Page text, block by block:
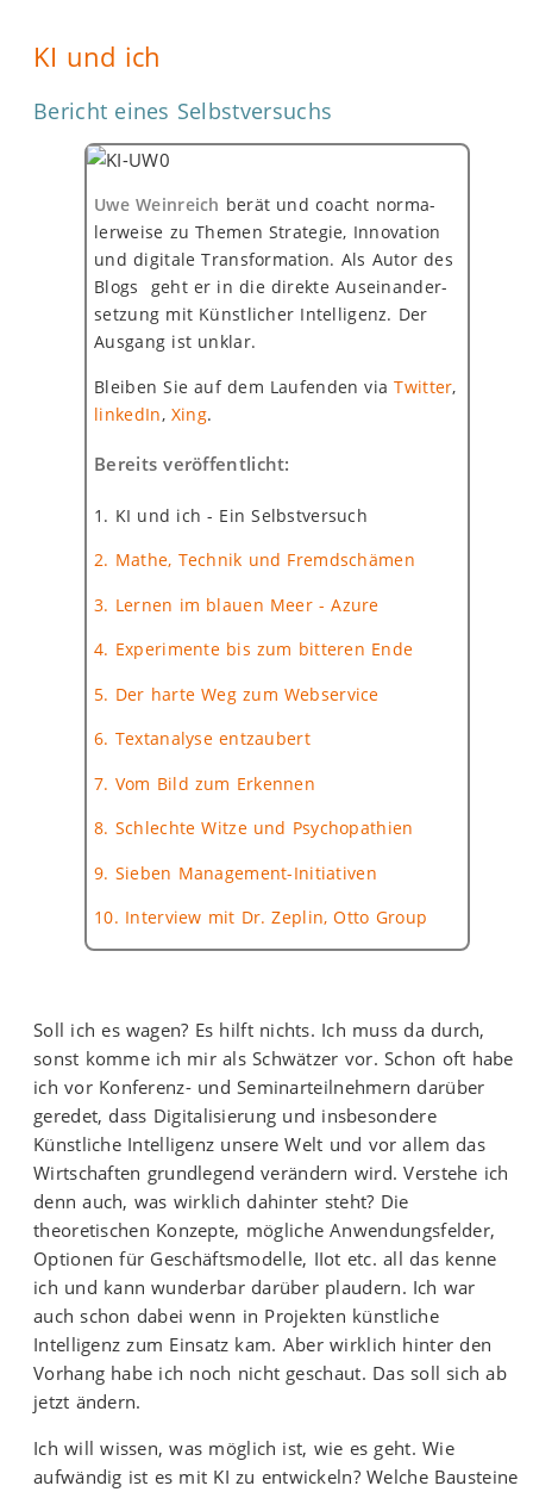
KI und ich
Bericht eines Selbstversuchs
Uwe Weinreich berät und coacht norma-
lerweise zu Themen Strategie, Innovation
und digitale Transformation. Als Autor des
Blogs geht er in die direkte Auseinander-
setzung mit Künstlicher Intelligenz. Der
Ausgang ist unklar.
Bleiben Sie auf dem Laufenden viaTwitter,
linkedIn, Xing.
Bereits veröffentlicht:
1. KI und ich - Ein Selbstversuch
2. Mathe, Technik und Fremdschämen
3. Lernen im blauen Meer - Azure
4. Experimente bis zum bitteren Ende
5. Der harte Weg zum Webservice
6. Textanalyse entzaubert
7. Vom Bild zum Erkennen
8. Schlechte Witze und Psychopathien
9. Sieben Management-Initiativen
10. Interview mit Dr. Zeplin, Otto Group
Soll ich es wagen? Es hilft nichts. Ich muss da durch,
sonst komme ich mir als Schwätzer vor. Schon oft habe
ich vor Konferenz- und Seminarteilnehmern darüber
geredet, dass Digitalisierung und insbesondere
Künstliche Intelligenz unsere Welt und vor allem das
Wirtschaften grundlegend verändern wird. Verstehe ich
denn auch, was wirklich dahinter steht? Die
theoretischen Konzepte, mögliche Anwendungsfelder,
Optionen für Geschäftsmodelle, IIot etc. all das kenne
ich und kann wunderbar darüber plaudern. Ich war
auch schon dabei wenn in Projekten künstliche
Intelligenz zum Einsatz kam. Aber wirklich hinter den
Vorhang habe ich noch nicht geschaut. Das soll sich ab
jetzt ändern.
Ich will wissen, was möglich ist, wie es geht. Wie
aufwändig ist es mit KI zu entwickeln? Welche Bausteine